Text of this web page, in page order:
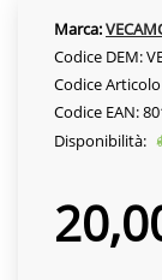
Marca:
Codice DEM:
Codice
Codice EAN:
Disponibilità: